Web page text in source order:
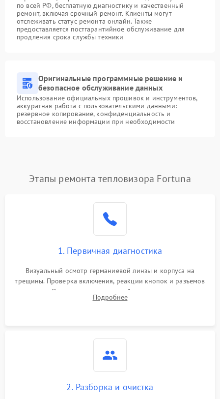
по всей РФ, бесплатную диагностику и качественный
ремонт, включая срочный ремонт. Клиенты могут
отслеживать статус ремонта онлайн. Также
предоставляется постгарантийное обслуживание для
продления срока службы техники
Оригинальные программные решение и
безопасное обслуживание данных
Использование официальных прошивок и инструментов,
аккуратная работа с пользовательскими данными:
резервное копирование, конфиденциальность и
восстановление информации при необходимости
Этапы ремонта тепловизора Fortuna
1. Первичная диагностика
Визуальный осмотр германиевой линзы и корпуса на
трещины. Проверка включения, реакции кнопок и разъемов
зарядки. Оценка вывода тепловой сигнатуры на экран,
проверка базовых функций и считывание системных
Подробнее
2. Разборка и очистка